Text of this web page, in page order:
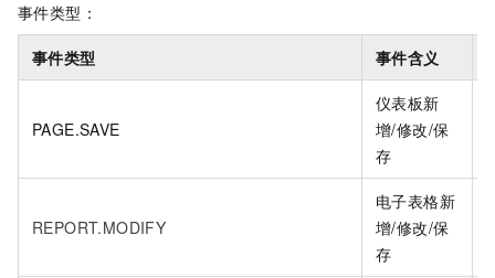
事件类型：
事件类型 事件含义
PAGE.SAVE
仪表板新
增/修改/保
存
REPORT.MODIFY
电子表格新
增/修改/保
存